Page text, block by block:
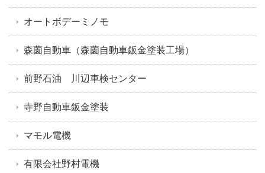
オートボデーミノモ
森薗自動車（森薗自動車鈑金塗装工場）
前野石油 川辺車検センター
寺野自動車鈑金塗装
マモル電機
有限会社野村電機